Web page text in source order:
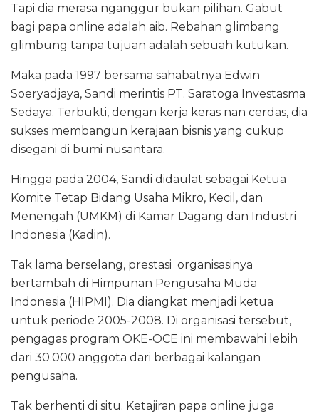
Tapi dia merasa nganggur bukan pilihan. Gabut
bagi papa online adalah aib. Rebahan glimbang
glimbung tanpa tujuan adalah sebuah kutukan.
Maka pada 1997 bersama sahabatnya Edwin
Soeryadjaya, Sandi merintis PT. Saratoga Investasma
Sedaya. Terbukti, dengan kerja keras nan cerdas, dia
sukses membangun kerajaan bisnis yang cukup
disegani di bumi nusantara.
Hingga pada 2004, Sandi didaulat sebagai Ketua
Komite Tetap Bidang Usaha Mikro, Kecil, dan
Menengah (UMKM) di Kamar Dagang dan Industri
Indonesia (Kadin).
Tak lama berselang, prestasi organisasinya
bertambah di Himpunan Pengusaha Muda
Indonesia (HIPMI). Dia diangkat menjadi ketua
untuk periode 2005-2008. Di organisasi tersebut,
pengagas program OKE-OCE ini membawahi lebih
dari 30.000 anggota dari berbagai kalangan
pengusaha.
Tak berhenti di situ. Ketajiran papa online juga